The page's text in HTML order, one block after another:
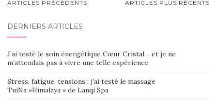
NAVIGATION
SEIN
DES
ARTICLES
ARTICLES PRÉCÉDENTS ARTICLES PLUS RÉCENTS
DERNIERS ARTICLES
J’ai testé le soin énergétique Cœur Cristal… et je ne
m’attendais pas à vivre une telle expérience
Stress, fatigue, tensions : j’ai testé le massage
TuiNa »Himalaya » de Lanqi Spa